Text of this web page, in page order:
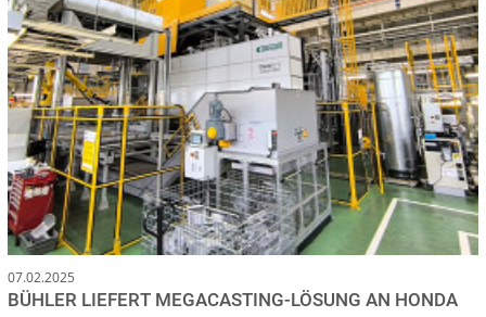
07.02.2025
BÜHLER LIEFERT MEGACASTING-LÖSUNG AN HONDA